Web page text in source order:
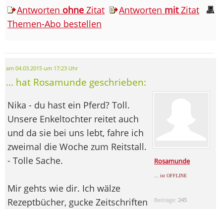
Antworten ohne Zitat Antworten mitZitat
Themen-Abo bestellen
am 04.03.2015 um 17:23 Uhr
... hat Rosamunde geschrieben:
Rosamunde
... ist OFFLINE
Beiträge: 245
Nika - du hast ein Pferd? Toll.
Unsere Enkeltochter reitet auch
und da sie bei uns lebt, fahre ich
zweimal die Woche zum Reitstall.
- Tolle Sache.
Mir gehts wie dir. Ich wälze
Rezeptbücher, gucke Zeitschriften